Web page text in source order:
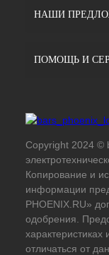
НАШИ
ПОМОЩЬ И
Copyright 2024 ©
Копирование и
информации
PHOENIX.RU»
одобрения.
характеристиках
отличаться от